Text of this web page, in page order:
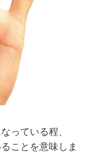
っている程、
ことを意味しま